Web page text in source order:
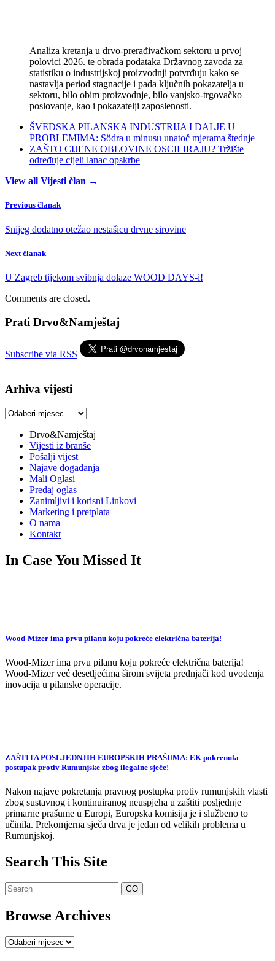
Analiza kretanja u drvo-prerađivačkom sektoru u prvoj
polovici 2026. te obrada podataka Državnog zavoda za
statistiku o industrijskoj proizvodnji potvrđuju kako se
nastavlja period stagnacije i pada ključnih pokazatelja u
sektoru, bilo obim proizvodnje, bilo vanjsko-trgovačko
poslovanje, kao i pokazatelji zaposlenosti.
ŠVEDSKA PILANSKA INDUSTRIJA I DALJE U
PROBLEMIMA: Södra u minusu unatoč mjerama štednje
ZAŠTO CIJENE OBLOVINE OSCILIRAJU? Tržište
određuje cijeli lanac opskrbe
View all Vijesti član →
Previous članak
Snijeg dodatno otežao nestašicu drvne sirovine
Next članak
U Zagreb tijekom svibnja dolaze WOOD DAYS-i!
Comments are closed.
Prati Drvo&Namještaj
Subscribe via RSS
Arhiva vijesti
Arhiva
Drvo&Namještaj
Vijesti iz branše
Pošalji vijest
Najave događanja
Mali Oglasi
Predaj oglas
Zanimljivi i korisni Linkovi
Marketing i pretplata
O nama
Kontakt
In Case You Missed It
Wood-Mizer ima prvu pilanu koju pokreće električna baterija!
Wood-Mizer ima prvu pilanu koju pokreće električna baterija!
Wood-Mizer već desetljećima širom svijeta prednjači kod uvođenja
inovacija u pilanske operacije.
ZAŠTITA POSLJEDNJIH EUROPSKIH PRAŠUMA: EK pokrenula
postupak protiv Rumunjske zbog ilegalne sječe!
Nakon najave pokretanja pravnog postupka protiv rumunjskih vlasti
zbog sustavnog i kontinuiranog neuspjeha u zaštiti posljednje
primarne prašume u Europi, Europska komisija je i službeno to
učinila. Prekomjerna sječa drva je jedan od velikih problema u
Rumunjskoj.
Search This Site
Browse Archives
Browse